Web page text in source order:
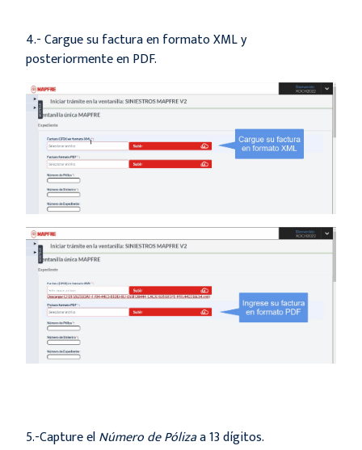
4.- Cargue su factura en formato XML y
posteriormente en PDF.
5.-Capture elNúmero de Pólizaa 13 dígitos.